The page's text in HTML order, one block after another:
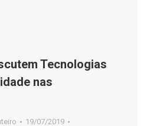
Tecnologias
nas
19/07/2019